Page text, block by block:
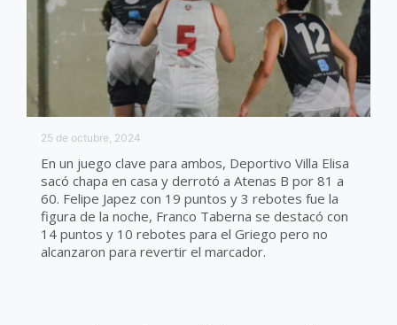
25 de octubre, 2024
En un juego clave para ambos, Deportivo Villa Elisa
sacó chapa en casa y derrotó a Atenas B por 81 a
60. Felipe Japez con 19 puntos y 3 rebotes fue la
figura de la noche, Franco Taberna se destacó con
14 puntos y 10 rebotes para el Griego pero no
alcanzaron para revertir el marcador.